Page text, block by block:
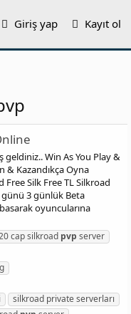
Giriş yap Kayıt ol
geldiniz.. Win As You Play &
& Kazandıkça Oyna
Free Silk Free TL Silkroad
günü 3 günlük Beta
oyuncularına
cap silkroad pvp server
silkroad private serverları